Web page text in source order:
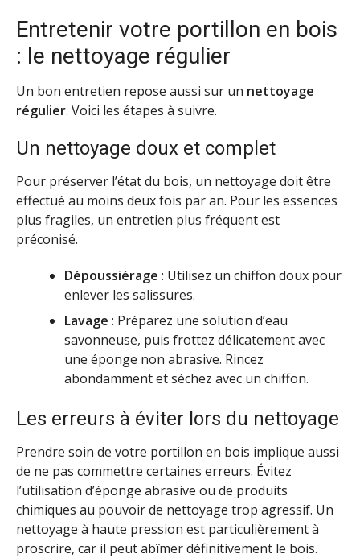
Entretenir votre portillon en bois
: le nettoyage régulier
Un bon entretien repose aussi sur un nettoyage
régulier. Voici les étapes à suivre.
Un nettoyage doux et complet
Pour préserver l’état du bois, un nettoyage doit être
effectué au moins deux fois par an. Pour les essences
plus fragiles, un entretien plus fréquent est
préconisé.
Dépoussiérage : Utilisez un chiffon doux pour
enlever les salissures.
Lavage : Préparez une solution d’eau
savonneuse, puis frottez délicatement avec
une éponge non abrasive. Rincez
abondamment et séchez avec un chiffon.
Les erreurs à éviter lors du nettoyage
Prendre soin de votre portillon en bois implique aussi
de ne pas commettre certaines erreurs. Évitez
l’utilisation d’éponge abrasive ou de produits
chimiques au pouvoir de nettoyage trop agressif. Un
nettoyage à haute pression est particulièrement à
proscrire, car il peut abîmer définitivement le bois.